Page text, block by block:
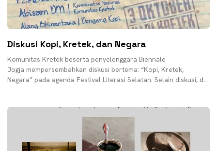
Diskusi Kopi, Kretek, dan Negara
Komunitas Kretek beserta penyelenggara Biennale
Jogja mempersembahkan diskusi bertema: “Kopi, Kretek,
Negara” pada agenda Festival Literasi Selatan. Selain diskusi, di